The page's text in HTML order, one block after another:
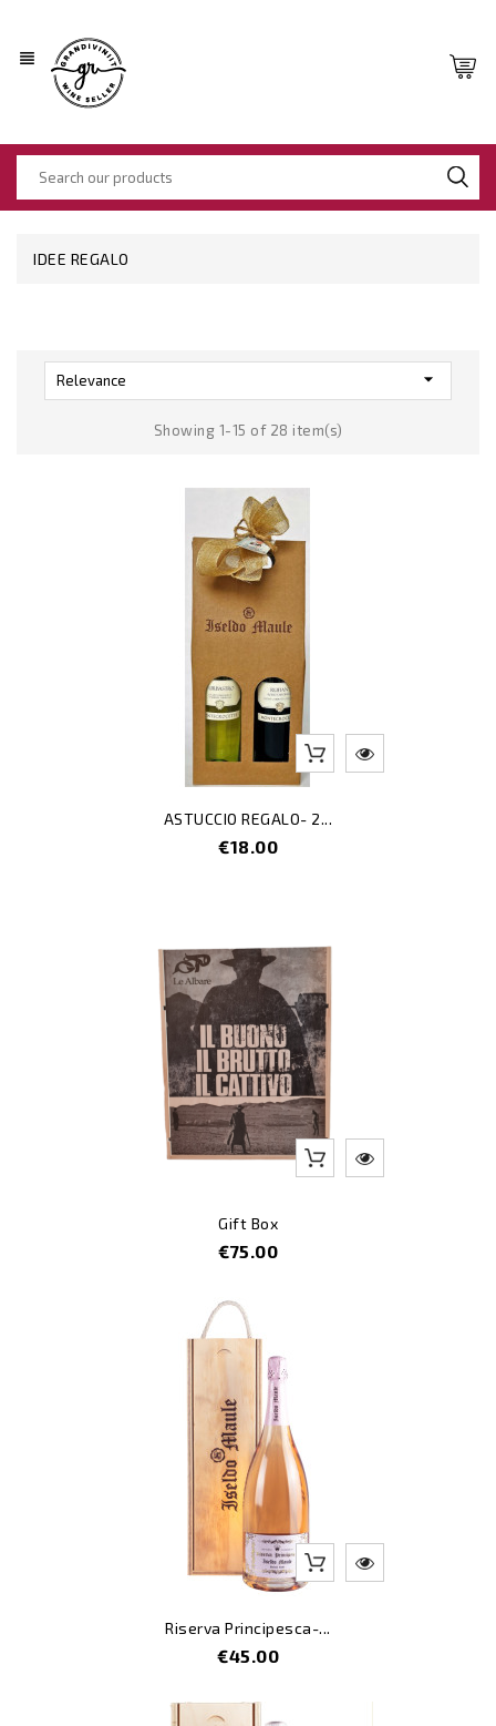
view_headline
IDEE REGALO
Relevance 
Showing 1-15 of 28 item(s)
ASTUCCIO REGALO- 2...
Price
€18.00
Gift Box
Price
€75.00
Riserva Principesca-...
Price
€45.00